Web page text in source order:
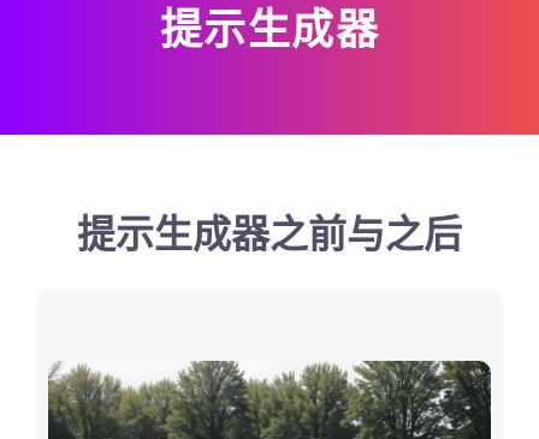
提示生成器
提示生成器之前与之后